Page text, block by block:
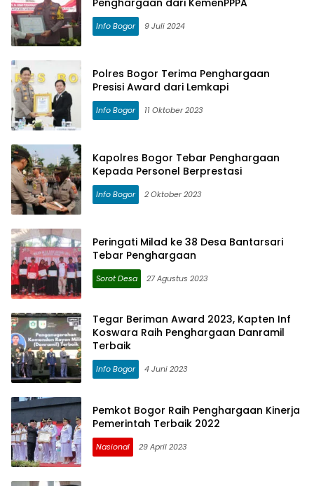
Info Bogor 9 Juli 2024
Polres Bogor Terima Penghargaan
Presisi Award dari Lemkapi
Info Bogor 11 Oktober 2023
Kapolres Bogor Tebar Penghargaan
Kepada Personel Berprestasi
Info Bogor 2 Oktober 2023
Peringati Milad ke 38 Desa Bantarsari
Tebar Penghargaan
Sorot Desa 27 Agustus 2023
Tegar Beriman Award 2023, Kapten Inf
Koswara Raih Penghargaan Danramil
Terbaik
Info Bogor 4 Juni 2023
Pemkot Bogor Raih Penghargaan Kinerja
Pemerintah Terbaik 2022
Nasional 29 April 2023